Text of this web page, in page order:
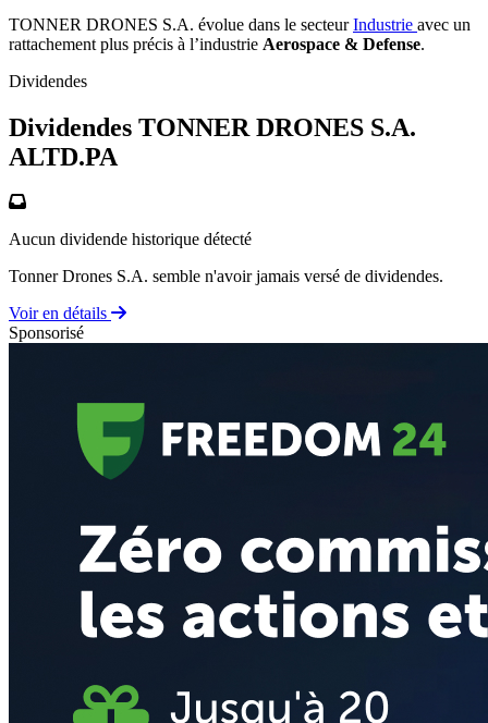
TONNER DRONES S.A. évolue dans le secteurIndustrie avec un
rattachement plus précis à l’industrie Aerospace & Defense.
Dividendes
Dividendes TONNER DRONES S.A.
ALTD.PA
Aucun dividende historique détecté
Tonner Drones S.A. semble n'avoir jamais versé de dividendes.
Voir en détails
Sponsorisé